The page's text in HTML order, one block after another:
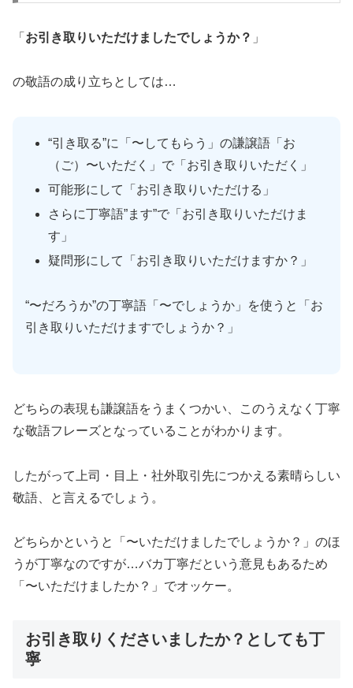
「 お引き取りいただけましたでしょうか？ 」
の敬語の成り立ちとしては…
“引き取る”に「〜してもらう」の謙譲語「お
（ご）〜いただく」で「お引き取りいただく」
可能形にして「お引き取りいただける」
さらに丁寧語”ます”で「お引き取りいただけま
す」
疑問形にして「お引き取りいただけますか？」
“〜だろうか”の丁寧語「〜でしょうか」を使うと「お
引き取りいただけますでしょうか？」
どちらの表現も謙譲語をうまくつかい、このうえなく丁寧
な敬語フレーズとなっていることがわかります。
したがって上司・目上・社外取引先につかえる素晴らしい
敬語、と言えるでしょう。
どちらかというと「〜いただけましたでしょうか？」のほ
うが丁寧なのですが…バカ丁寧だという意見もあるため
「〜いただけましたか？」でオッケー。
お引き取りくださいましたか？としても丁
寧